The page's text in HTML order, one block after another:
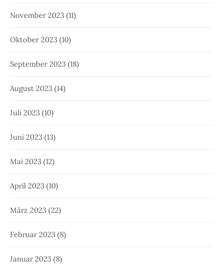
November 2023 (11)
Oktober 2023 (10)
September 2023 (18)
August 2023 (14)
Juli 2023 (10)
Juni 2023 (13)
Mai 2023 (12)
April 2023 (10)
März 2023 (22)
Februar 2023 (8)
Januar 2023 (8)